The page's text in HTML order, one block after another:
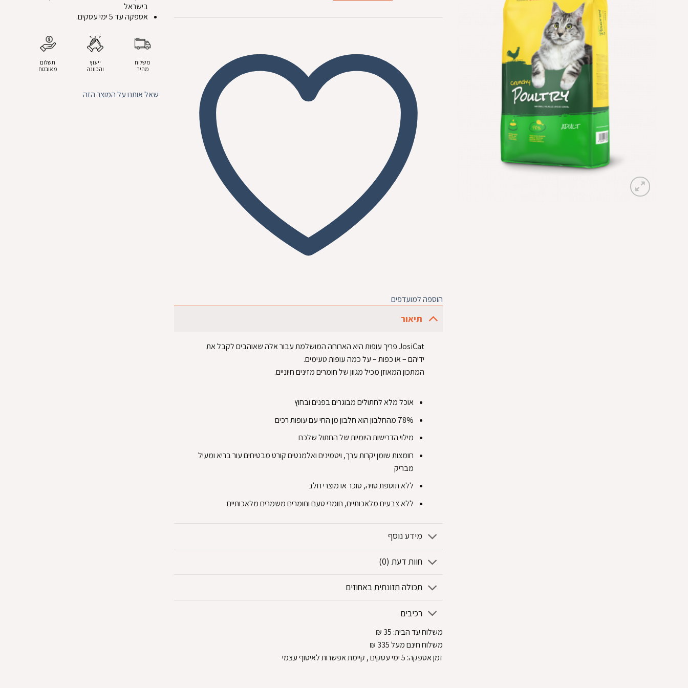
הוספה למועדפים
תיאור
JosiCat פריך עופות היא הארוחה המושלמת עבור אלה שאוהבים לקבל את
ידיהם – או כפות – על כמה עופות טעימים.
המתכון המאוזן מכיל מגוון של חומרים מזינים חיוניים.
אוכל מלא לחתולים מבוגרים בפנים ובחוץ
78% מהחלבון הוא חלבון מן החי עם עופות רכים
מילוי הדרישות היומיות של החתול שלכם
חומצות שומן יקרות ערך, ויטמינים ואלמנטים קורט מבטיחים עור בריא ומעיל
מבריק
ללא תוספת סויה, סוכר או מוצרי חלב
ללא צבעים מלאכותיים, חומרי טעם וחומרים משמרים מלאכותיים
מידע נוסף
חוות דעת (0)
תכולה תזונתית באחוזים
רכיבים
משלוח עד הבית:
₪
משלוח חינם מעל 335
₪
זמן אספקה: 5 ימי עסקים , קיימת אפשרות לאיסוף עצמי
בישראל
אספקה עד 5 ימי עסקים.
משלוח
מהיר
ייעוץ
והכוונה
תשלום
מאובטח
שאל אותנו על המוצר הזה